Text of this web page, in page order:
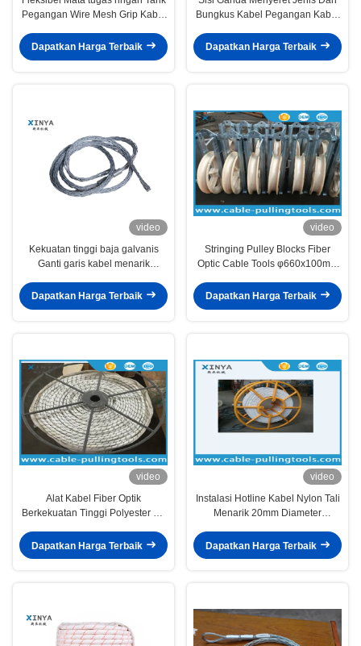
Pegangan Wire Mesh Grip Kabel
Dapatkan Harga Terbaik
Bungkus Kabel Pegangan Kabel
Dapatkan Harga Terbaik
video
Kekuatan tinggi baja galvanis
Ganti garis kabel menarik
Dapatkan Harga Terbaik
video
Stringing Pulley Blocks Fiber
Optic Cable Tools φ660x100mm
Dapatkan Harga Terbaik
video
Alat Kabel Fiber Optik
Berkekuatan Tinggi Polyester PP
Menarik OPGW
Dapatkan Harga Terbaik
video
Instalasi Hotline Kabel Nylon Tali
Menarik 20mm Diameter
Dapatkan Harga Terbaik